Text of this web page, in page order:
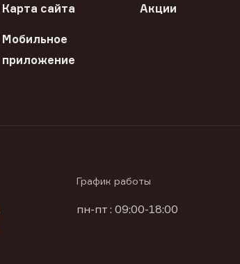
Карта сайта Акции
Мобильное
приложение
График работы
пн-пт : 09:00-18:00